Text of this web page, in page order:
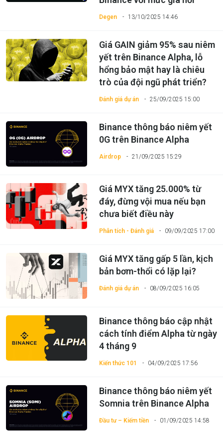
Degen 13/10/2025 14:46
Đánh giá dự án 25/09/2025 15:00
Giá GAIN giảm 95% sau niêm
yết trên Binance Alpha, lỗ
hổng bảo mật hay là chiêu
trò của đội ngũ phát triển?
Airdrop 21/09/2025 15:29
Binance thông báo niêm yết
0G trên Binance Alpha
Phân tích - Đánh giá 09/09/2025 17:00
Giá MYX tăng 25.000% từ
đáy, đừng vội mua nếu bạn
chưa biết điều này
Đánh giá dự án 08/09/2025 16:05
Giá MYX tăng gấp 5 lần, kịch
bản bơm-thổi có lặp lại?
Kiến thức 101 04/09/2025 17:56
Binance thông báo cập nhật
cách tính điểm Alpha từ ngày
4 tháng 9
Đầu tư – Kiếm tiền 01/09/2025 14:58
Binance thông báo niêm yết
Somnia trên Binance Alpha